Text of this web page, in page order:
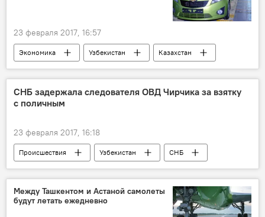
23 февраля 2017, 16:57
Экономика Узбекистан
Казахстан
GM Uzbekistan
MAN Uzbekistan
СамАвто
производство
СНБ задержала следователя ОВД Чирчика за взятку
с поличным
23 февраля 2017, 16:18
Происшествия Узбекистан
СНБ
взятка
наркоторговец
следователь
Между Ташкентом и Астаной самолеты
будут летать ежедневно